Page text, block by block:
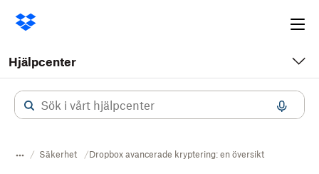
Hjälpcenter
Säkerhet Dropbox avancerade kryptering: en översikt